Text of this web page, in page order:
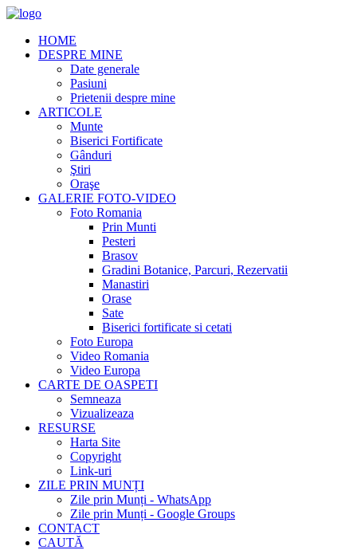
HOME
DESPRE MINE
Date generale
Pasiuni
Prietenii despre mine
ARTICOLE
Munte
Biserici Fortificate
Gânduri
Ştiri
Oraşe
GALERIE FOTO-VIDEO
Foto Romania
Prin Munti
Pesteri
Brasov
Gradini Botanice, Parcuri, Rezervatii
Manastiri
Orase
Sate
Biserici fortificate si cetati
Foto Europa
Video Romania
Video Europa
CARTE DE OASPETI
Semneaza
Vizualizeaza
RESURSE
Harta Site
Copyright
Link-uri
ZILE PRIN MUNȚI
Zile prin Munți - WhatsApp
Zile prin Munți - Google Groups
CONTACT
CAUTĂ